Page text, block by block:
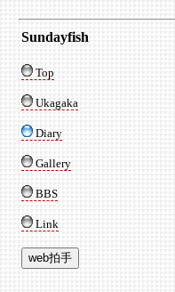
Sundayfish
Top
Ukagaka
Diary
Gallery
BBS
Link